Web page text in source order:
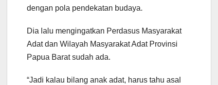
dengan pola pendekatan budaya.
Dia lalu mengingatkan Perdasus Masyarakat
Adat dan Wilayah Masyarakat Adat Provinsi
Papua Barat sudah ada.
“Jadi kalau bilang anak adat, harus tahu asal